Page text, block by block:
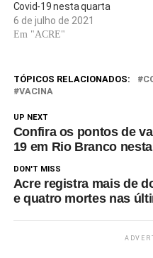
Covid-19 nesta quarta
6 de julho de 2021
Em "ACRE"
TÓPICOS RELACIONADOS:
VACINA
UP NEXT
Confira os pontos de
19 em Rio Branco
DON'T MISS
Acre registra mais de
e quatro mortes nas